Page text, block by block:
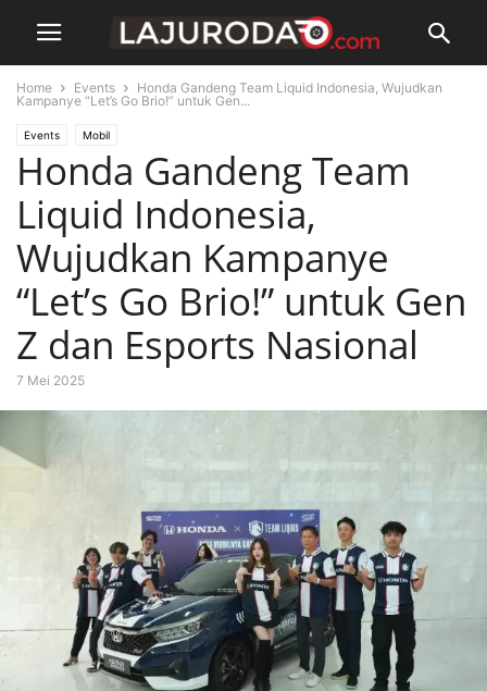
Home Events
Honda Gandeng Team Liquid Indonesia, Wujudkan
Kampanye “Let’s Go Brio!” untuk Gen...
Events Mobil
Honda Gandeng Team
Liquid Indonesia,
Wujudkan Kampanye
“Let’s Go Brio!” untuk Gen
Z dan Esports Nasional
7 Mei 2025